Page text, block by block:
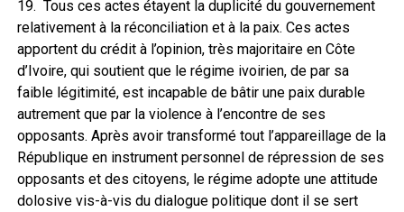
19. Tous ces actes étayent la duplicité du gouvernement
relativement à la réconciliation et à la paix. Ces actes
apportent du crédit à l’opinion, très majoritaire en Côte
d’Ivoire, qui soutient que le régime ivoirien, de par sa
faible légitimité, est incapable de bâtir une paix durable
autrement que par la violence à l’encontre de ses
opposants. Après avoir transformé tout l’appareillage de la
République en instrument personnel de répression de ses
opposants et des citoyens, le régime adopte une attitude
dolosive vis-à-vis du dialogue politique dont il se sert